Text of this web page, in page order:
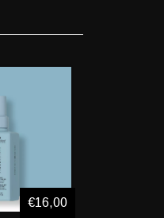
€16,00